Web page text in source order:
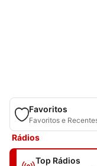
Favoritos
Favoritos e
Rádios
Top Rádios